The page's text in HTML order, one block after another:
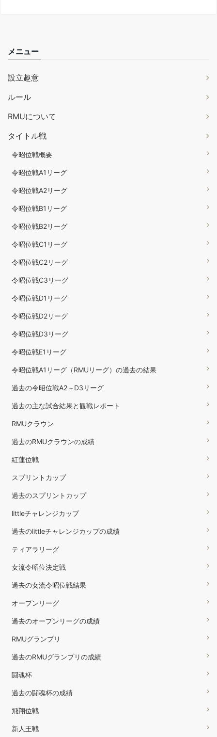
メニュー
設立趣意
ルール
RMUについて
タイトル戦
令昭位戦概要
令昭位戦A1リーグ
令昭位戦A2リーグ
令昭位戦B1リーグ
令昭位戦B2リーグ
令昭位戦C1リーグ
令昭位戦C2リーグ
令昭位戦C3リーグ
令昭位戦D1リーグ
令昭位戦D2リーグ
令昭位戦D3リーグ
令昭位戦E1リーグ
令昭位戦A1リーグ（RMUリーグ）の過去の結果
過去の令昭位戦A2～D3リーグ
過去の主な試合結果と観戦レポート
RMUクラウン
過去のRMUクラウンの成績
紅蓮位戦
スプリントカップ
過去のスプリントカップ
littleチャレンジカップ
過去のlittleチャレンジカップの成績
ティアラリーグ
女流令昭位決定戦
過去の女流令昭位戦結果
オープンリーグ
過去のオープンリーグの成績
RMUグランプリ
過去のRMUグランプリの成績
闘魂杯
過去の闘魂杯の成績
飛翔位戦
新人王戦